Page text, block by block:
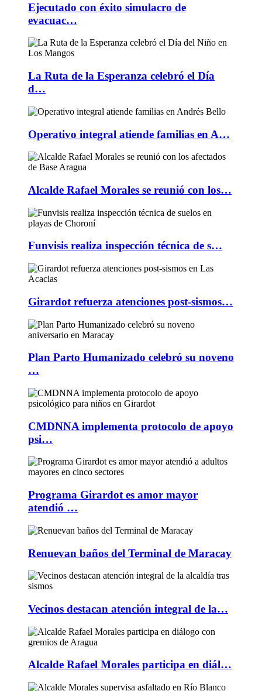
Ejecutado con éxito simulacro de
evacuac…
La Ruta de la Esperanza celebró el Día
d…
Operativo integral atiende familias en A…
Alcalde Rafael Morales se reunió con los…
Funvisis realiza inspección técnica de s…
Girardot refuerza atenciones post-sismos…
Plan Parto Humanizado celebró su noveno
…
CMDNNA implementa protocolo de apoyo
psi…
Programa Girardot es amor mayor
atendió …
Renuevan baños del Terminal de Maracay
Vecinos destacan atención integral de la…
Alcalde Rafael Morales participa en diál…